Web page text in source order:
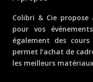
Colibri & Cie
pour vos
également des
permet l’achat de
les meilleurs